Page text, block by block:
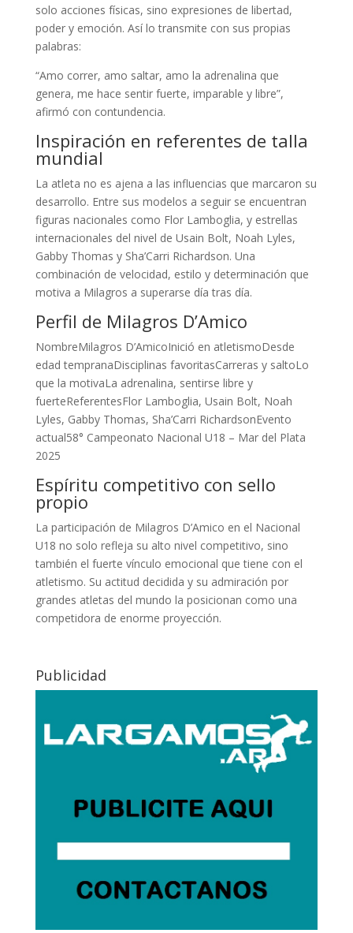
solo acciones físicas, sino expresiones de libertad,
poder y emoción. Así lo transmite con sus propias
palabras:
“Amo correr, amo saltar, amo la adrenalina que
genera, me hace sentir fuerte, imparable y libre”,
afirmó con contundencia.
Inspiración en referentes de talla
mundial
La atleta no es ajena a las influencias que marcaron su
desarrollo. Entre sus modelos a seguir se encuentran
figuras nacionales como Flor Lamboglia, y estrellas
internacionales del nivel de Usain Bolt, Noah Lyles,
Gabby Thomas y Sha’Carri Richardson. Una
combinación de velocidad, estilo y determinación que
motiva a Milagros a superarse día tras día.
Perfil de Milagros D’Amico
NombreMilagros D’AmicoInició en atletismoDesde
edad tempranaDisciplinas favoritasCarreras y saltoLo
que la motivaLa adrenalina, sentirse libre y
fuerteReferentesFlor Lamboglia, Usain Bolt, Noah
Lyles, Gabby Thomas, Sha’Carri RichardsonEvento
actual58° Campeonato Nacional U18 – Mar del Plata
2025
Espíritu competitivo con sello
propio
La participación de Milagros D’Amico en el Nacional
U18 no solo refleja su alto nivel competitivo, sino
también el fuerte vínculo emocional que tiene con el
atletismo. Su actitud decidida y su admiración por
grandes atletas del mundo la posicionan como una
competidora de enorme proyección.
Publicidad